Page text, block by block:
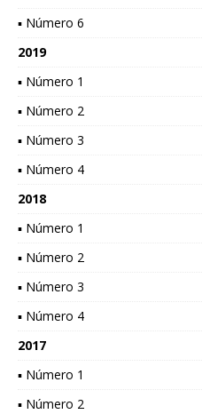
▪ Número 6
2019
▪ Número 1
▪ Número 2
▪ Número 3
▪ Número 4
2018
▪ Número 1
▪ Número 2
▪ Número 3
▪ Número 4
2017
▪ Número 1
▪ Número 2